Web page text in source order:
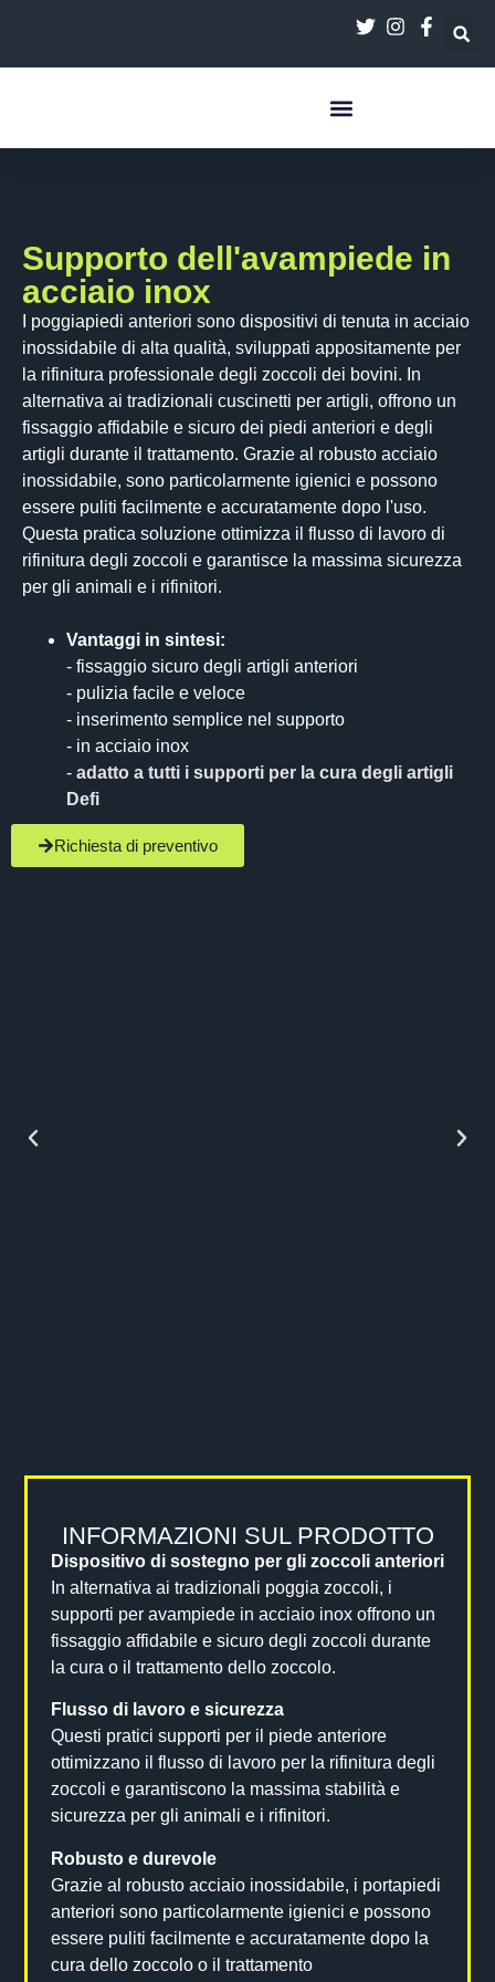
Supporto dell'avampiede in
acciaio inox
I poggiapiedi anteriori sono dispositivi di tenuta in acciaio
inossidabile di alta qualità, sviluppati appositamente per
la rifinitura professionale degli zoccoli dei bovini. In
alternativa ai tradizionali cuscinetti per artigli, offrono un
fissaggio affidabile e sicuro dei piedi anteriori e degli
artigli durante il trattamento. Grazie al robusto acciaio
inossidabile, sono particolarmente igienici e possono
essere puliti facilmente e accuratamente dopo l'uso.
Questa pratica soluzione ottimizza il flusso di lavoro di
rifinitura degli zoccoli e garantisce la massima sicurezza
per gli animali e i rifinitori.
Vantaggi in sintesi:
- fissaggio sicuro degli artigli anteriori
- pulizia facile e veloce
- inserimento semplice nel supporto
- in acciaio inox
- adatto a tutti i supporti per la cura degli artigli
Defi
Richiesta di preventivo
INFORMAZIONI SUL PRODOTTO
Dispositivo di sostegno per gli zoccoli anteriori
In alternativa ai tradizionali poggia zoccoli, i
supporti per avampiede in acciaio inox offrono un
fissaggio affidabile e sicuro degli zoccoli durante
la cura o il trattamento dello zoccolo.
Flusso di lavoro e sicurezza
Questi pratici supporti per il piede anteriore
ottimizzano il flusso di lavoro per la rifinitura degli
zoccoli e garantiscono la massima stabilità e
sicurezza per gli animali e i rifinitori.
Robusto e durevole
Grazie al robusto acciaio inossidabile, i portapiedi
anteriori sono particolarmente igienici e possono
essere puliti facilmente e accuratamente dopo la
cura dello zoccolo o il trattamento